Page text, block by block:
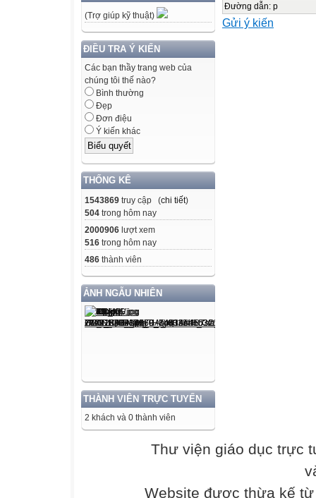
(Trợ giúp kỹ thuật)
ĐIỀU TRA Ý KIẾN
Các bạn thầy trang web của
chúng tôi thế nào?
Bình thường
Đẹp
Đơn điệu
Ý kiến khác
THỐNG KÊ
1543869 truy cập (chi tiết)
504 trong hôm nay
2000906 lượt xem
516 trong hôm nay
486 thành viên
ẢNH NGẪU NHIÊN
THÀNH VIÊN TRỰC TUYẾN
2 khách và 0 thành viên
- Ôn tập bài hát:
- Nhạc cụ nhạc
Đường dẫn: p
Gửi ý kiến
Thư viện giáo dục trực
Website được thừa kế